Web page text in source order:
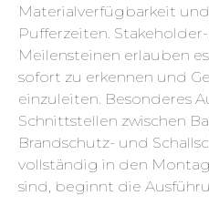
Materialverfügbarkeit
Pufferzeiten.
Meilensteinen erlauben
sofort zu erkennen und
einzuleiten. Besonderes
Schnittstellen zwischen
Brandschutz- und
vollständig in den
sind, beginnt die